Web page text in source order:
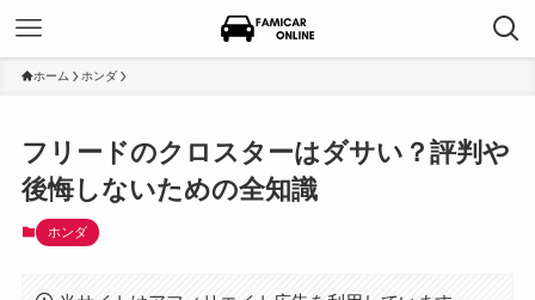
ホーム ホンダ
フリードのクロスターはダサい？評判や
後悔しないための全知識
ホンダ